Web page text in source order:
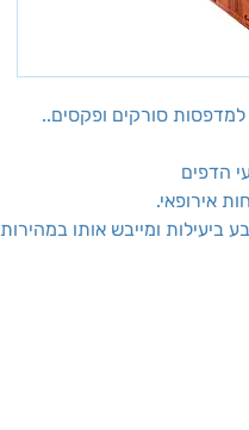
הדפים
אירופאי.
ומייבש אותו במהירות